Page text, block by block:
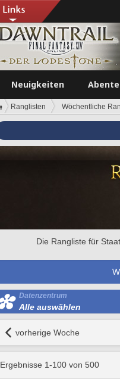
Neuigkeiten
Ranglisten Wöchentliche
Die Rangliste für
Datenzentrum
Alle auswählen
vorherige Woche
Ergebnisse 1-100 von 500